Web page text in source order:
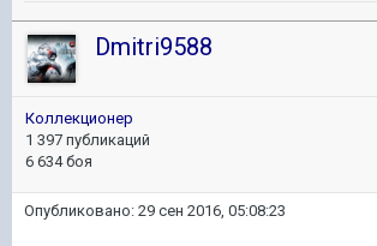
Dmitri9588
Коллекционер
1 397 публикаций
6 634 боя
Опубликовано: 29 сен 2016, 05:08:23